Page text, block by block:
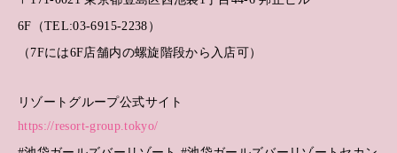
6F（TEL:03-6915-2238）
（7Fには6F店舗内の螺旋階段から入店可）
リゾートグループ公式サイト
https://resort-group.tokyo/